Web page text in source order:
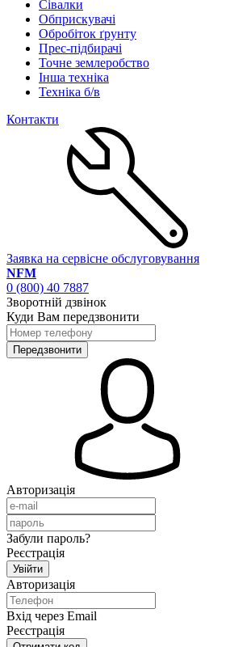
Сівалки
Обприскувачі
Обробіток ґрунту
Прес-підбирачі
Точне землеробство
Інша техніка
Техніка б/в
Контакти
Заявка на сервісне обслуговування
NFM
0 (800) 40 7887
Зворотній дзвінок
Куди Вам передзвонити
Авторизація
Забули пароль?
Реєстрація
Авторизація
Вхід через Email
Реєстрація